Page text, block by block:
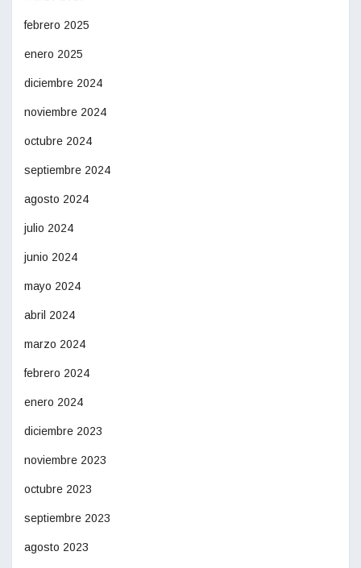
febrero 2025
enero 2025
diciembre 2024
noviembre 2024
octubre 2024
septiembre 2024
agosto 2024
julio 2024
junio 2024
mayo 2024
abril 2024
marzo 2024
febrero 2024
enero 2024
diciembre 2023
noviembre 2023
octubre 2023
septiembre 2023
agosto 2023